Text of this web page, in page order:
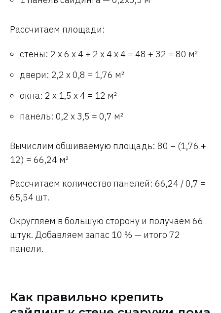
Рассчитаем площади:
стены: 2 х 6 х 4 + 2 х 4 х 4 = 48 + 32 = 80 м²
двери: 2,2 х 0,8 = 1,76 м²
окна: 2 х 1,5 х 4 = 12 м²
панель: 0,2 х 3,5 = 0,7 м²
Вычислим обшиваемую площадь: 80 – (1,76 +
12) = 66,24 м²
Рассчитаем количество панелей: 66,24 / 0,7 =
65,54 шт.
Округляем в большую сторону и получаем 66
штук. Добавляем запас 10 % — итого 72
панели.
Как правильно крепить